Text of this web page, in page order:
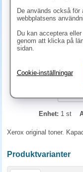
Enhet: 1 st
Xerox original toner.
Produktvarianter
De används också
webbplatsens
Du kan acceptera
genom att klicka på
sidan.
Cookie-inställningar